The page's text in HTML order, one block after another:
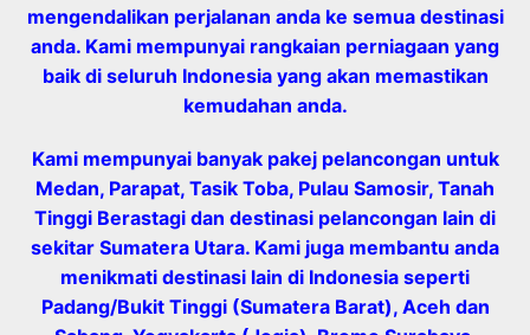
mengendalikan perjalanan anda ke semua destinasi
anda. Kami mempunyai rangkaian perniagaan yang
baik di seluruh Indonesia yang akan memastikan
kemudahan anda.
Kami mempunyai banyak pakej pelancongan untuk
Medan, Parapat, Tasik Toba, Pulau Samosir, Tanah
Tinggi Berastagi dan destinasi pelancongan lain di
sekitar Sumatera Utara. Kami juga membantu anda
menikmati destinasi lain di Indonesia seperti
Padang/Bukit Tinggi (Sumatera Barat), Aceh dan